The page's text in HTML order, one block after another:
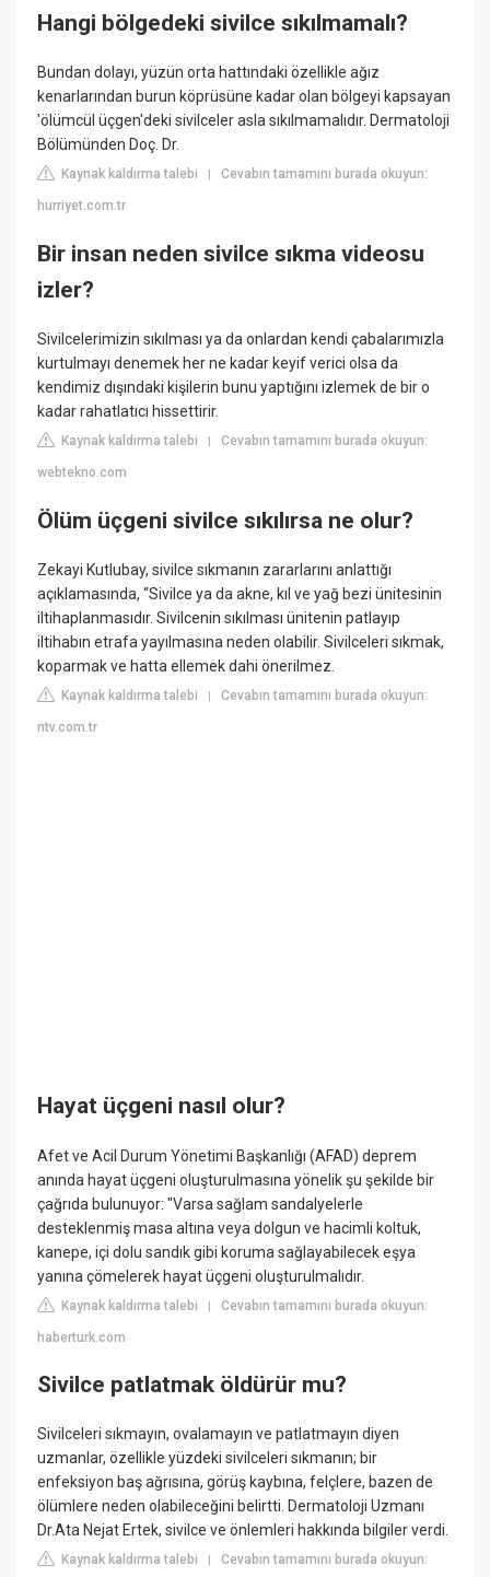
Hangi bölgedeki sivilce sıkılmamalı?
Bundan dolayı, yüzün orta hattındaki özellikle ağız
kenarlarından burun köprüsüne kadar olan bölgeyi kapsayan
'ölümcül üçgen'deki sivilceler asla sıkılmamalıdır. Dermatoloji
Bölümünden Doç. Dr.
Kaynak kaldırma talebi |Cevabın tamamını burada okuyun:
hurriyet.com.tr
Bir insan neden sivilce sıkma videosu
izler?
Sivilcelerimizin sıkılması ya da onlardan kendi çabalarımızla
kurtulmayı denemek her ne kadar keyif verici olsa da
kendimiz dışındaki kişilerin bunu yaptığını izlemek de bir o
kadar rahatlatıcı hissettirir.
Kaynak kaldırma talebi |Cevabın tamamını burada okuyun:
webtekno.com
Ölüm üçgeni sivilce sıkılırsa ne olur?
Zekayi Kutlubay, sivilce sıkmanın zararlarını anlattığı
açıklamasında, “Sivilce ya da akne, kıl ve yağ bezi ünitesinin
iltihaplanmasıdır. Sivilcenin sıkılması ünitenin patlayıp
iltihabın etrafa yayılmasına neden olabilir. Sivilceleri sıkmak,
koparmak ve hatta ellemek dahi önerilmez.
Kaynak kaldırma talebi |Cevabın tamamını burada okuyun:
ntv.com.tr
Hayat üçgeni nasıl olur?
Afet ve Acil Durum Yönetimi Başkanlığı (AFAD) deprem
anında hayat üçgeni oluşturulmasına yönelik şu şekilde bir
çağrıda bulunuyor: "Varsa sağlam sandalyelerle
desteklenmiş masa altına veya dolgun ve hacimli koltuk,
kanepe, içi dolu sandık gibi koruma sağlayabilecek eşya
yanına çömelerek hayat üçgeni oluşturulmalıdır.
Kaynak kaldırma talebi |Cevabın tamamını burada okuyun:
haberturk.com
Sivilce patlatmak öldürür mu?
Sivilceleri sıkmayın, ovalamayın ve patlatmayın diyen
uzmanlar, özellikle yüzdeki sivilceleri sıkmanın; bir
enfeksiyon baş ağrısına, görüş kaybına, felçlere, bazen de
ölümlere neden olabileceğini belirtti. Dermatoloji Uzmanı
Dr.Ata Nejat Ertek, sivilce ve önlemleri hakkında bilgiler verdi.
Kaynak kaldırma talebi |Cevabın tamamını burada okuyun: